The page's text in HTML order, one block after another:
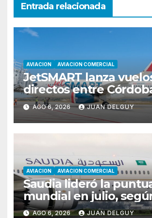
Entrada relacionada
AVIACION AVIACION COMERCIAL
JetSMART lanza
directos entre
Florianópolis
AGO 6, 2026 JUAN DELGUY
AVIACION AVIACION COMERCIAL
Saudia lideró la
mundial en julio,
Cirium
AGO 6, 2026 JUAN DELGUY